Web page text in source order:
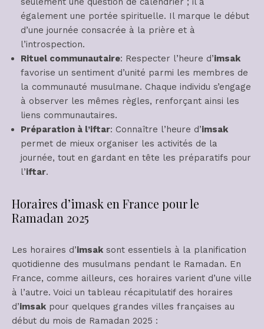
également une portée spirituelle. Il marque le début
d’une journée consacrée à la prière et à
l’introspection.
Rituel communautaire: Respecter l’heure d’imsak
favorise un sentiment d’unité parmi les membres de
la communauté musulmane. Chaque individu s’engage
à observer les mêmes règles, renforçant ainsi les
liens communautaires.
Préparation à l’iftar: Connaître l’heure d’imsak
permet de mieux organiser les activités de la
journée, tout en gardant en tête les préparatifs pour
l’iftar.
Horaires d’imask en France pour le
Ramadan 2025
Les horaires d’imsak sont essentiels à la planification
quotidienne des musulmans pendant le Ramadan. En
France, comme ailleurs, ces horaires varient d’une ville
à l’autre. Voici un tableau récapitulatif des horaires
d’imsak pour quelques grandes villes françaises au
début du mois de Ramadan 2025 :